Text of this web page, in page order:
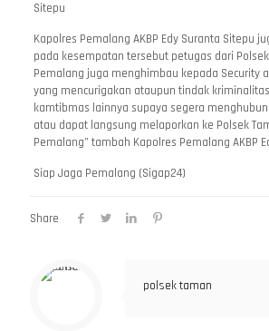
Sitepu
Kapolres Pemalang AKBP Edy Suranta Sitepu
pada kesempatan tersebut petugas dari
Pemalang juga menghimbau kepada Security
yang mencurigakan ataupun tindak
kamtibmas lainnya supaya segera
atau dapat langsung melaporkan ke Polsek
Pemalang” tambah Kapolres Pemalang AKBP
Siap Jaga Pemalang (Sigap24)
Share
polsek taman